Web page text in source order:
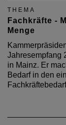
THEMA
Fachkräfte -
Menge
Jahresempfang
in Mainz. Er
Bedarf in den